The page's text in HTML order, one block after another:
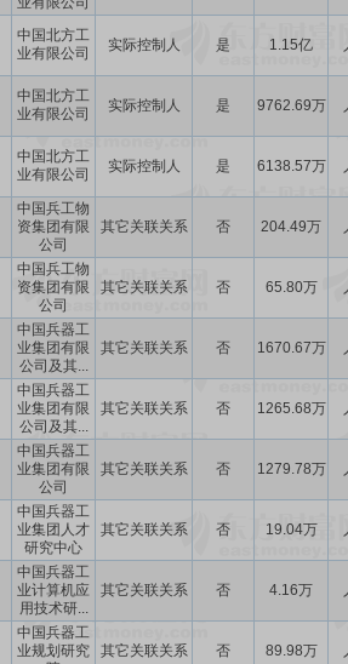
中国北方工
业有限公司
实际控制人 是 1.15亿
中国北方工
业有限公司
实际控制人 是 9762.69万
中国北方工
业有限公司
实际控制人 是 6138.57万
中国兵工物
资集团有限
公司
其它关联关系 否 204.49万
中国兵工物
资集团有限
公司
其它关联关系 否 65.80万
中国兵器工
业集团有限
公司及其...
其它关联关系 否 1670.67万
中国兵器工
业集团有限
公司及其...
其它关联关系 否 1265.68万
中国兵器工
业集团有限
公司
其它关联关系 否 1279.78万
中国兵器工
业集团人才
研究中心
其它关联关系 否 19.04万
中国兵器工
业计算机应
用技术研...
其它关联关系 否 4.16万
中国兵器工
业规划研究
其它关联关系 否 89.98万